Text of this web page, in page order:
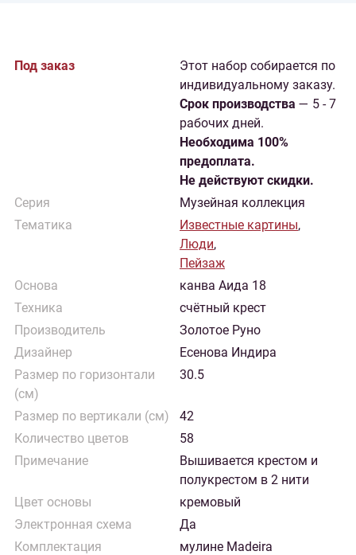
Под заказ
Этот набор собирается по
индивидуальному заказу.
Cрок производства — 5 - 7
рабочих дней.
Необходима 100%
предоплата.
Не действуют скидки.
Серия
Музейная коллекция
Тематика
Известные картины,
Люди,
Пейзаж
Основа
канва Аида 18
Техника
счётный крест
Производитель
Золотое Руно
Дизайнер
Есенова Индира
Размер по горизонтали
(см)
30.5
Размер по вертикали (см)
42
Количество цветов
58
Примечание
Вышивается крестом и
полукрестом в 2 нити
Цвет основы
кремовый
Электронная схема
Да
Комплектация
мулине Madeira